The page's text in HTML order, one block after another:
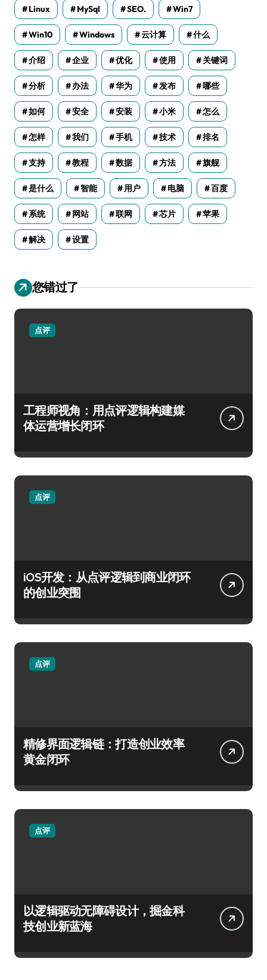
Linux MySql SEO. Win7
Win10 Windows 云计算 什么
介绍 企业 优化 使用 关键词
分析 办法 华为 发布 哪些
如何 安全 安装 小米 怎么
怎样 我们 手机 技术 排名
支持 教程 数据 方法 旗舰
是什么 智能 用户 电脑 百度
系统 网站 联网 芯片 苹果
解决 设置
您错过了
点评
工程师视角：用点评逻辑构建媒
体运营增长闭环
点评
iOS开发：从点评逻辑到商业闭环
的创业突围
点评
精修界面逻辑链：打造创业效率
黄金闭环
点评
以逻辑驱动无障碍设计，掘金科
技创业新蓝海